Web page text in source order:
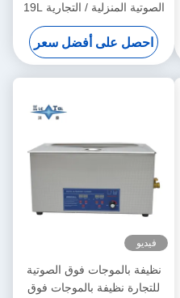
الصوتية المنزلية / التجارية 19L
منظفة بالموجات فوق الصوتية
لأسنان الأسنان
احصل على أفضل سعر
فيديو
نظيفة بالموجات فوق الصوتية
للتجارة نظيفة بالموجات فوق